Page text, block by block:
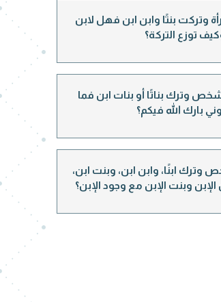
وتركت بنتًا وابن ابن فهل لابن
توزع التركة؟
وترك بناتًا أو بنات ابن فما
بارك الله فيكم؟
ابنًا، وابن ابن، وبنت ابن،
وبنت الإبن مع وجود الإبن؟